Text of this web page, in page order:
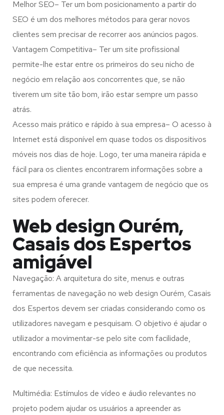
Melhor SEO– Ter um bom posicionamento a partir do
SEO é um dos melhores métodos para gerar novos
clientes sem precisar de recorrer aos anúncios pagos.
Vantagem Competitiva– Ter um site profissional
permite-lhe estar entre os primeiros do seu nicho de
negócio em relação aos concorrentes que, se não
tiverem um site tão bom, irão estar sempre um passo
atrás.
Acesso mais prático e rápido à sua empresa– O acesso à
Internet está disponível em quase todos os dispositivos
móveis nos dias de hoje. Logo, ter uma maneira rápida e
fácil para os clientes encontrarem informações sobre a
sua empresa é uma grande vantagem de negócio que os
sites podem oferecer.
Web design Ourém,
Casais dos Espertos
amigável
Navegação: A arquitetura do site, menus e outras
ferramentas de navegação no web design Ourém, Casais
dos Espertos devem ser criadas considerando como os
utilizadores navegam e pesquisam. O objetivo é ajudar o
utilizador a movimentar-se pelo site com facilidade,
encontrando com eficiência as informações ou produtos
de que necessita.
Multimédia: Estímulos de vídeo e áudio relevantes no
projeto podem ajudar os usuários a apreender as